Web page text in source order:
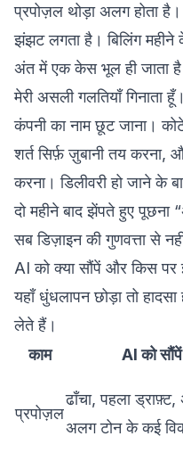
प्रपोज़ल थोड़ा अलग होता
झंझट लगता है। बिलिंग
अंत में एक केस भूल ही जाता
मेरी असली गलतियाँ गिनाता
कंपनी का नाम छूट जाना।
शर्त सिर्फ़ ज़ुबानी तय करना,
करना। डिलीवरी हो जाने के
दो महीने बाद झेंपते हुए पूछना
सब डिज़ाइन की गुणवत्ता से
AI को क्या सौंपें और किस
यहाँ धुंधलापन छोड़ा तो
लेते हैं।
काम
AI को सौंपें
प्रपोज़ल
ढाँचा, पहला
अलग टोन के कई